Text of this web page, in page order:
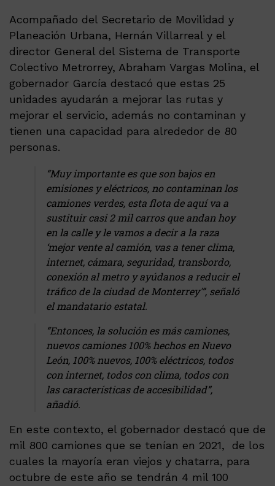
Acompañado del Secretario de Movilidad y
Planeación Urbana, Hernán Villarreal y el
director General del Sistema de Transporte
Colectivo Metrorrey, Abraham Vargas Molina, el
gobernador García destacó que estas 25
unidades ayudarán a mejorar las rutas y
mejorar el servicio, además no contaminan y
tienen una capacidad para alrededor de 80
personas.
“Muy importante es que son bajos en
emisiones y eléctricos, no contaminan los
camiones verdes, esta flota de aquí va a
sustituir casi 2 mil carros que andan hoy
en la calle y le vamos a decir a la raza
‘mejor vente al camión, vas a tener clima,
internet, cámara, seguridad, transbordo,
conexión al metro y ayúdanos a reducir el
tráfico de la ciudad de Monterrey'”, señaló
el mandatario estatal.
“Entonces, la solución es más camiones,
nuevos camiones 100% hechos en Nuevo
León, 100% nuevos, 100% eléctricos, todos
con internet, todos con clima, todos con
las características de accesibilidad”,
añadió.
En este contexto, el gobernador destacó que de
mil 800 camiones que se tenían en 2021, de los
cuales la mayoría eran viejos y chatarra, para
octubre de este año se tendrán 4 mil 100